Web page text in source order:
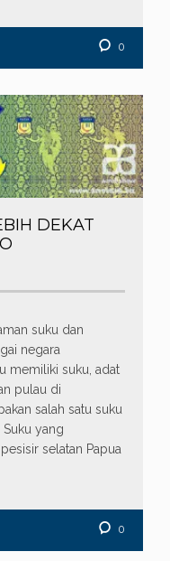
0
DEKAT
suku dan
negara
memiliki suku, adat
pulau di
salah satu suku
yang
selatan Papua
0